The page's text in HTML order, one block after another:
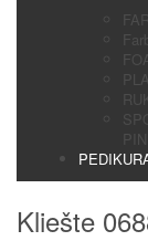
Kliešte